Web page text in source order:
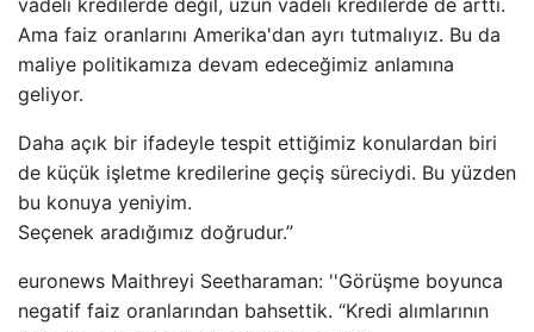
vadeli kredilerde değil, uzun vadeli kredilerde de arttı.
Ama faiz oranlarını Amerika'dan ayrı tutmalıyız. Bu da
maliye politikamıza devam edeceğimiz anlamına
geliyor.
Daha açık bir ifadeyle tespit ettiğimiz konulardan biri
de küçük işletme kredilerine geçiş süreciydi. Bu yüzden
bu konuya yeniyim.
Seçenek aradığımız doğrudur.”
euronews Maithreyi Seetharaman: ''Görüşme boyunca
negatif faiz oranlarından bahsettik. “Kredi alımlarının